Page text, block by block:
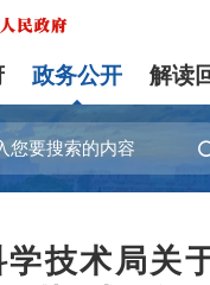
政务公开 解读
技术局关